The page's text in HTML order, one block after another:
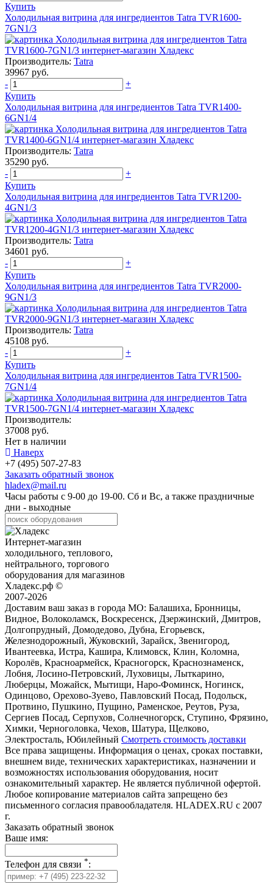
Купить
Холодильная витрина для ингредиентов Tatra TVR1600-
7GN1/3
Производитель: Tatra
39967 руб.
-
+
Купить
Холодильная витрина для ингредиентов Tatra TVR1400-
6GN1/4
Производитель: Tatra
35290 руб.
-
+
Купить
Холодильная витрина для ингредиентов Tatra TVR1200-
4GN1/3
Производитель: Tatra
34601 руб.
-
+
Купить
Холодильная витрина для ингредиентов Tatra TVR2000-
9GN1/3
Производитель: Tatra
45108 руб.
-
+
Купить
Холодильная витрина для ингредиентов Tatra TVR1500-
7GN1/4
Производитель:
37008 руб.
Нет в наличии
Наверх
+7 (495) 507-27-83
Заказать обратный звонок
hladex@mail.ru
Часы работы с 9-00 до 19-00. Сб и Вс, а также праздничные
дни - выходные
Интернет-магазин
холодильного, теплового,
нейтрального, торгового
оборудования для магазинов
Хладекс.рф ©
2007-2026
Доставим ваш заказ в города МО: Балашиха, Бронницы,
Видное, Волоколамск, Воскресенск, Дзержинский, Дмитров,
Долгопрудный, Домодедово, Дубна, Егорьевск,
Железнодорожный, Жуковский, Зарайск, Звенигород,
Ивантеевка, Истра, Кашира, Климовск, Клин, Коломна,
Королёв, Красноармейск, Красногорск, Краснознаменск,
Лобня, Лосино-Петровский, Луховицы, Лыткарино,
Люберцы, Можайск, Мытищи, Наро-Фоминск, Ногинск,
Одинцово, Орехово-Зуево, Павловский Посад, Подольск,
Протвино, Пушкино, Пущино, Раменское, Реутов, Руза,
Сергиев Посад, Серпухов, Солнечногорск, Ступино, Фрязино,
Химки, Черноголовка, Чехов, Шатура, Щелково,
Электросталь, Юбилейный Смотреть стоимость доставки
Все права защищены. Информация о ценах, сроках поставки,
внешнем виде, технических характеристиках, назначении и
возможностях использования оборудования, носит
ознакомительный характер. Не является публичной офертой.
Любое копирование материалов сайта запрещено без
письменного согласия правообладателя. HLADEX.RU c 2007
г.
Заказать обратный звонок
Ваше имя:
Телефон для связи *: